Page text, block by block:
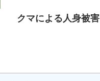
クマによる人身被害